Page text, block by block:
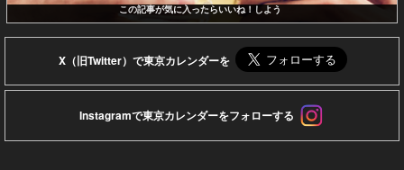
この記事が気に入ったらいいね！しよう
X（旧Twitter）で東京カレンダーを
Instagramで東京カレンダーをフォローする